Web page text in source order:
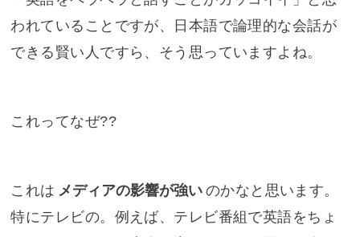
われていることですが、日本語で論理的な会話が
できる賢い人ですら、そう思っていますよね。
これってなぜ??
これは メディアの影響が強い のかなと思います。
特にテレビの。例えば、テレビ番組で英語をちょ